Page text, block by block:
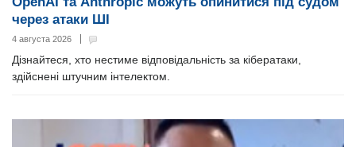
через атаки ШІ
4 августа 2026
Дізнайтеся, хто нестиме відповідальність за кібератаки,
здійснені штучним інтелектом.